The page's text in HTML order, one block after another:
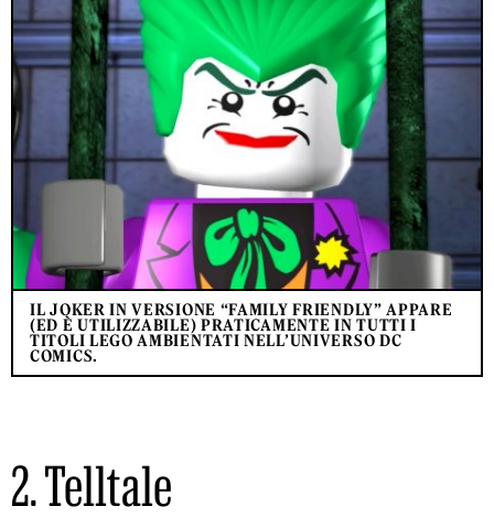
IL JOKER IN VERSIONE “FAMILY FRIENDLY” APPARE
(ED È UTILIZZABILE) PRATICAMENTE IN TUTTI I
TITOLI LEGO AMBIENTATI NELL’UNIVERSO DC
COMICS.
2. Telltale